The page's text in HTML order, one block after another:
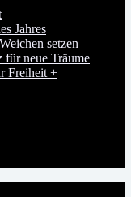
Jahres
setzen
neue Träume
Freiheit +